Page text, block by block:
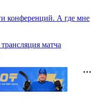
конференций. А где мне
матча